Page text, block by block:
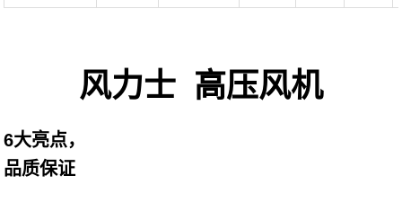
风力士 高压风机
6大亮点，
品质保证